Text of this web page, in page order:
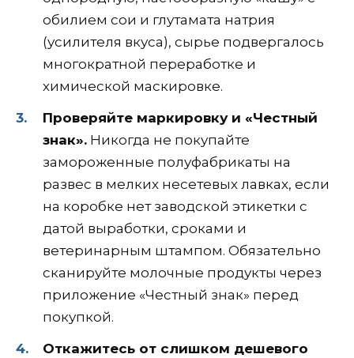
обилием сои и глутамата натрия
(усилителя вкуса), сырье подвергалось
многократной переработке и
химической маскировке.
Проверяйте маркировку и «Честный
знак». Никогда не покупайте
замороженные полуфабрикаты на
развес в мелких несетевых лавках, если
на коробке нет заводской этикетки с
датой выработки, сроками и
ветеринарным штампом. Обязательно
сканируйте молочные продукты через
приложение «Честный знак» перед
покупкой.
Откажитесь от слишком дешевого